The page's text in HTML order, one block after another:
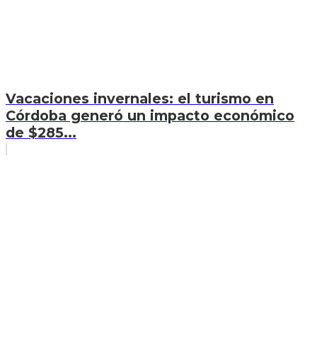
Vacaciones invernales: el turismo en
Córdoba generó un impacto económico
de $285...